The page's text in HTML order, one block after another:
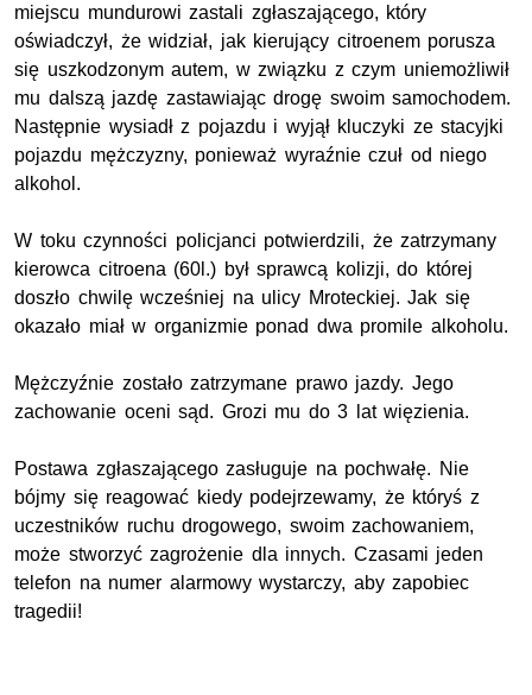
miejscu mundurowi zastali zgłaszającego, który
oświadczył, że widział, jak kierujący citroenem porusza
się uszkodzonym autem, w związku z czym uniemożliwił
mu dalszą jazdę zastawiając drogę swoim samochodem.
Następnie wysiadł z pojazdu i wyjął kluczyki ze stacyjki
pojazdu mężczyzny, ponieważ wyraźnie czuł od niego
alkohol.
W toku czynności policjanci potwierdzili, że zatrzymany
kierowca citroena (60l.) był sprawcą kolizji, do której
doszło chwilę wcześniej na ulicy Mroteckiej. Jak się
okazało miał w organizmie ponad dwa promile alkoholu.
Mężczyźnie zostało zatrzymane prawo jazdy. Jego
zachowanie oceni sąd. Grozi mu do 3 lat więzienia.
Postawa zgłaszającego zasługuje na pochwałę. Nie
bójmy się reagować kiedy podejrzewamy, że któryś z
uczestników ruchu drogowego, swoim zachowaniem,
może stworzyć zagrożenie dla innych. Czasami jeden
telefon na numer alarmowy wystarczy, aby zapobiec
tragedii!